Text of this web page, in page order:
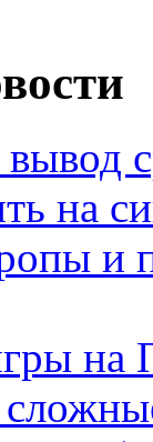
на
и
на